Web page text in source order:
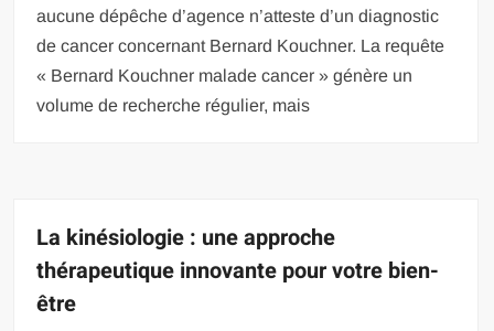
aucune dépêche d’agence n’atteste d’un diagnostic
de cancer concernant Bernard Kouchner. La requête
« Bernard Kouchner malade cancer » génère un
volume de recherche régulier, mais
La kinésiologie : une approche
thérapeutique innovante pour votre bien-
être